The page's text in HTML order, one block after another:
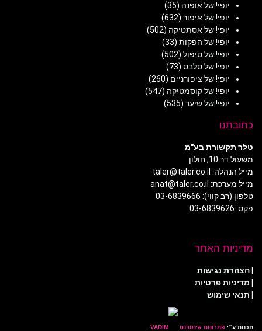
יופי! של אופנה (35)
יופי! של איפור (632)
יופי! של אסתטיקה (502)
יופי! של הפקות (33)
יופי! של טיפול (502)
יופי! של סלבס (73)
יופי! של ציפורניים (260)
יופי! של קוסמטיקה (547)
יופי! של שיער (535)
כתובתנו
טלר תקשורת בע"מ
משעול דר 10, חולון
מייל הנהלה: taler@taler.co.il
מייל מערכת: anat@taler.co.il
טלפון (רב קווי): 03-6839666
פקס: 03-6839626
מדיניות האתר
הצהרת נגישות
מדיניות פרטיות
| תנאי שימוש
תכנות ע״י פתרונות אינטרנט